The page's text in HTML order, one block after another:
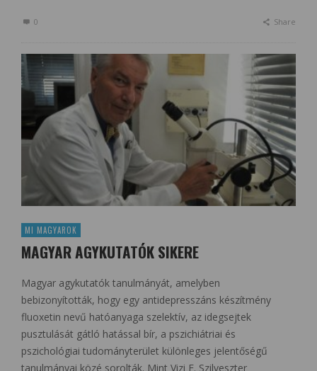
0 Share
MI MAGYAROK
MAGYAR AGYKUTATÓK SIKERE
Magyar agykutatók tanulmányát, amelyben
bebizonyították, hogy egy antidepresszáns készítmény
fluoxetin nevű hatóanyaga szelektív, az idegsejtek
pusztulását gátló hatással bír, a pszichiátriai és
pszichológiai tudományterület különleges jelentőségű
tanulmányai közé sorolták. Mint Vizi E. Szilveszter